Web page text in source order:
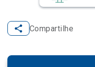
Compartilhe